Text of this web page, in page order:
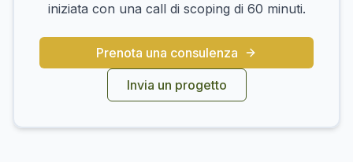
iniziata con una call di scoping di 60 minuti.
Prenota una consulenza
Invia un progetto